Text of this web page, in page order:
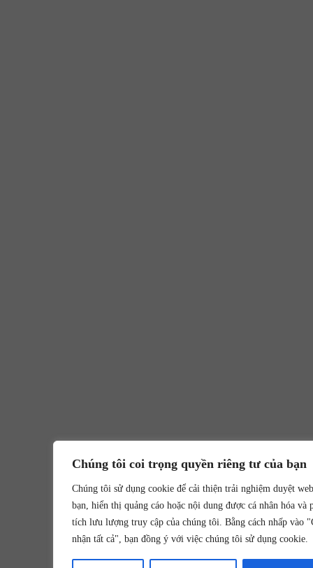
Chúng tôi coi trọng quyền riêng tư của bạn
Chúng tôi sử dụng cookie để cải thiện trải nghiệm duyệt
bạn, hiển thị quảng cáo hoặc nội dung được cá nhân hóa và
tích lưu lượng truy cập của chúng tôi. Bằng cách nhấp vào
nhận tất cả", bạn đồng ý với việc chúng tôi sử dụng cookie.